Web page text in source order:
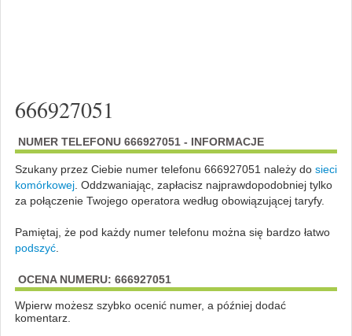
666927051
NUMER TELEFONU 666927051 - INFORMACJE
Szukany przez Ciebie numer telefonu 666927051 należy do sieci
komórkowej. Oddzwaniając, zapłacisz najprawdopodobniej tylko
za połączenie Twojego operatora według obowiązującej taryfy.
Pamiętaj, że pod każdy numer telefonu można się bardzo łatwo
podszyć.
OCENA NUMERU: 666927051
Wpierw możesz szybko ocenić numer, a później dodać
komentarz.